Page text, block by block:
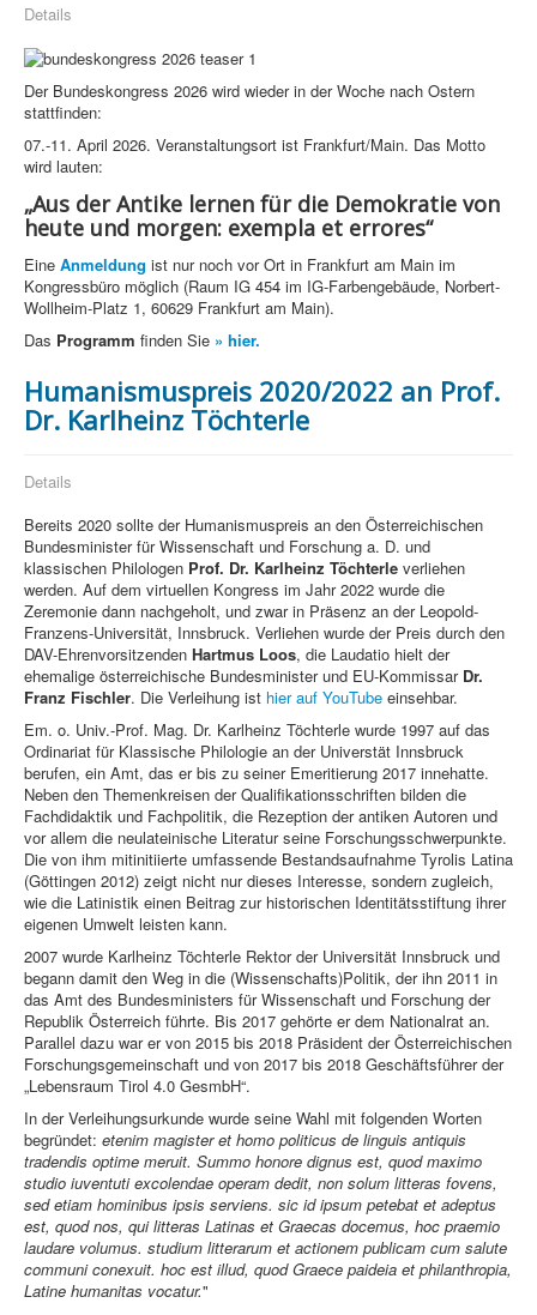
Details
Der Bundeskongress 2026 wird wieder in der Woche nach Ostern
stattfinden:
07.-11. April 2026. Veranstaltungsort ist Frankfurt/Main. Das Motto
wird lauten:
„Aus der Antike lernen für die Demokratie von
heute und morgen: exempla et errores“
Eine Anmeldung ist nur noch vor Ort in Frankfurt am Main im
Kongressbüro möglich (Raum IG 454 im IG-Farbengebäude, Norbert-
Wollheim-Platz 1, 60629 Frankfurt am Main).
Das Programm finden Sie » hier.
Humanismuspreis 2020/2022 an Prof.
Dr. Karlheinz Töchterle
Details
Bereits 2020 sollte der Humanismuspreis an den Österreichischen
Bundesminister für Wissenschaft und Forschung a. D. und
klassischen Philologen Prof. Dr. Karlheinz Töchterle verliehen
werden. Auf dem virtuellen Kongress im Jahr 2022 wurde die
Zeremonie dann nachgeholt, und zwar in Präsenz an der Leopold-
Franzens-Universität, Innsbruck. Verliehen wurde der Preis durch den
DAV-Ehrenvorsitzenden Hartmus Loos, die Laudatio hielt der
ehemalige österreichische Bundesminister und EU-Kommissar Dr.
Franz Fischler. Die Verleihung ist hier auf YouTube einsehbar.
Em. o. Univ.-Prof. Mag. Dr. Karlheinz Töchterle wurde 1997 auf das
Ordinariat für Klassische Philologie an der Universtät Innsbruck
berufen, ein Amt, das er bis zu seiner Emeritierung 2017 innehatte.
Neben den Themenkreisen der Qualifikationsschriften bilden die
Fachdidaktik und Fachpolitik, die Rezeption der antiken Autoren und
vor allem die neulateinische Literatur seine Forschungsschwerpunkte.
Die von ihm mitinitiierte umfassende Bestandsaufnahme Tyrolis Latina
(Göttingen 2012) zeigt nicht nur dieses Interesse, sondern zugleich,
wie die Latinistik einen Beitrag zur historischen Identitätsstiftung ihrer
eigenen Umwelt leisten kann.
2007 wurde Karlheinz Töchterle Rektor der Universität Innsbruck und
begann damit den Weg in die (Wissenschafts)Politik, der ihn 2011 in
das Amt des Bundesministers für Wissenschaft und Forschung der
Republik Österreich führte. Bis 2017 gehörte er dem Nationalrat an.
Parallel dazu war er von 2015 bis 2018 Präsident der Österreichischen
Forschungsgemeinschaft und von 2017 bis 2018 Geschäftsführer der
„Lebensraum Tirol 4.0 GesmbH“.
In der Verleihungsurkunde wurde seine Wahl mit folgenden Worten
begründet: etenim magister et homo politicus de linguis antiquis
tradendis optime meruit. Summo honore dignus est, quod maximo
studio iuventuti excolendae operam dedit, non solum litteras fovens,
sed etiam hominibus ipsis serviens. sic id ipsum petebat et adeptus
est, quod nos, qui litteras Latinas et Graecas docemus, hoc praemio
laudare volumus. studium litterarum et actionem publicam cum salute
communi conexuit. hoc est illud, quod Graece paideia et philanthropia,
Latine humanitas vocatur."